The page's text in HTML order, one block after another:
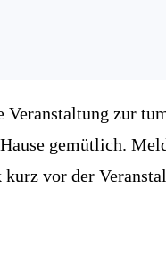
zur
gemütlich.
kurz vor der